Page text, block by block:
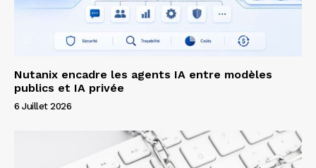
Nutanix encadre les agents IA entre modèles
publics et IA privée
6 Juillet 2026